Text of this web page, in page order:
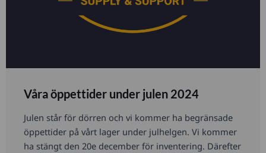
Våra öppettider under julen 2024
Julen står för dörren och vi kommer ha begränsade
öppettider på vårt lager under julhelgen. Vi kommer
ha stängt den 20e december för inventering. Därefter